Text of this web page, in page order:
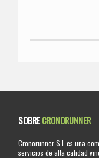
SOBRECRONORUNNER
Cronorunner S.L es una
servicios de alta calidad